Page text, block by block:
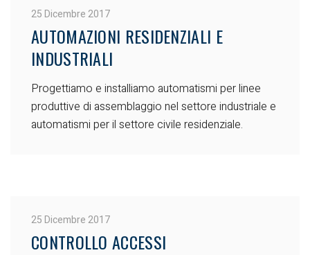
25 Dicembre 2017
AUTOMAZIONI RESIDENZIALI E
INDUSTRIALI
Progettiamo e installiamo automatismi per linee
produttive di assemblaggio nel settore industriale e
automatismi per il settore civile residenziale.
25 Dicembre 2017
CONTROLLO ACCESSI